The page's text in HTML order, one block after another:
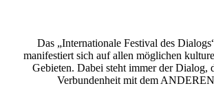
Das „Internationale Festival des
manifestiert sich auf allen möglichen
Gebieten. Dabei steht immer der Dialog,
Verbundenheit mit dem